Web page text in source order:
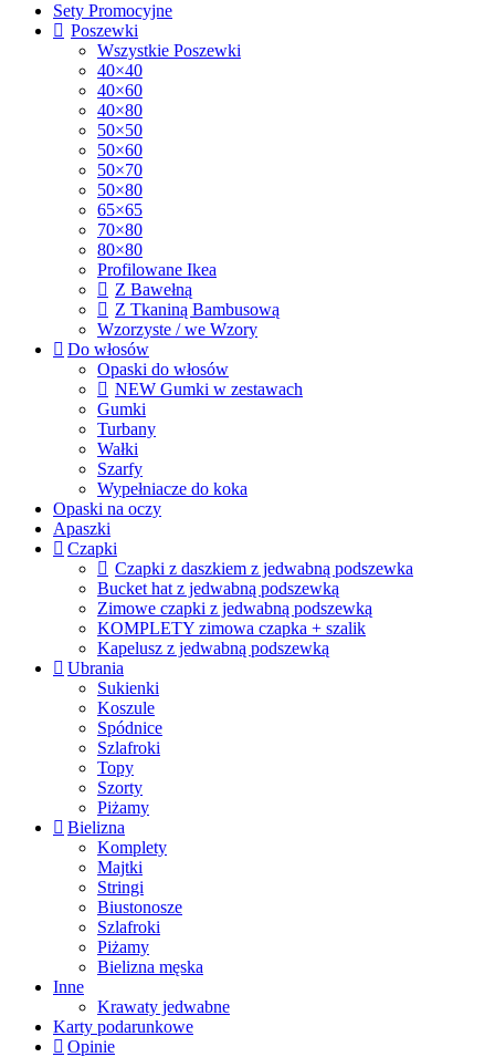
Sety Promocyjne
Poszewki
Wszystkie Poszewki
40×40
40×60
40×80
50×50
50×60
50×70
50×80
65×65
70×80
80×80
Profilowane Ikea
Z Bawełną
Z Tkaniną Bambusową
Wzorzyste / we Wzory
Do włosów
Opaski do włosów
NEW Gumki w zestawach
Gumki
Turbany
Wałki
Szarfy
Wypełniacze do koka
Opaski na oczy
Apaszki
Czapki
Czapki z daszkiem z jedwabną podszewka
Bucket hat z jedwabną podszewką
Zimowe czapki z jedwabną podszewką
KOMPLETY zimowa czapka + szalik
Kapelusz z jedwabną podszewką
Ubrania
Sukienki
Koszule
Spódnice
Szlafroki
Topy
Szorty
Piżamy
Bielizna
Komplety
Majtki
Stringi
Biustonosze
Szlafroki
Piżamy
Bielizna męska
Inne
Krawaty jedwabne
Karty podarunkowe
Opinie